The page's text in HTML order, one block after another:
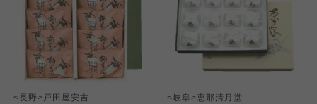
<長野>戸田屋安吉 <岐阜>恵那清月堂